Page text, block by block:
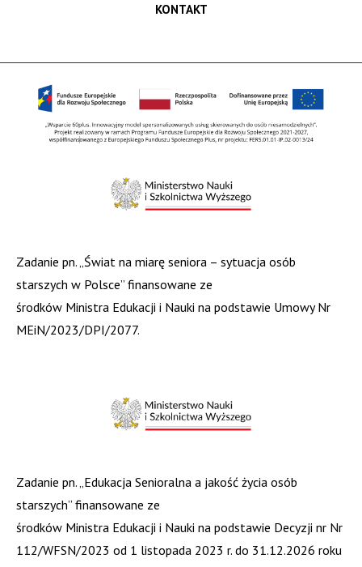
KONTAKT
Zadanie pn. „Świat na miarę seniora – sytuacja osób
starszych w Polsce” finansowane ze
środków Ministra Edukacji i Nauki na podstawie Umowy Nr
MEiN/2023/DPI/2077.
Zadanie pn. „Edukacja Senioralna a jakość życia osób
starszych” finansowane ze
środków Ministra Edukacji i Nauki na podstawie Decyzji nr Nr
112/WFSN/2023 od 1 listopada 2023 r. do 31.12.2026 roku